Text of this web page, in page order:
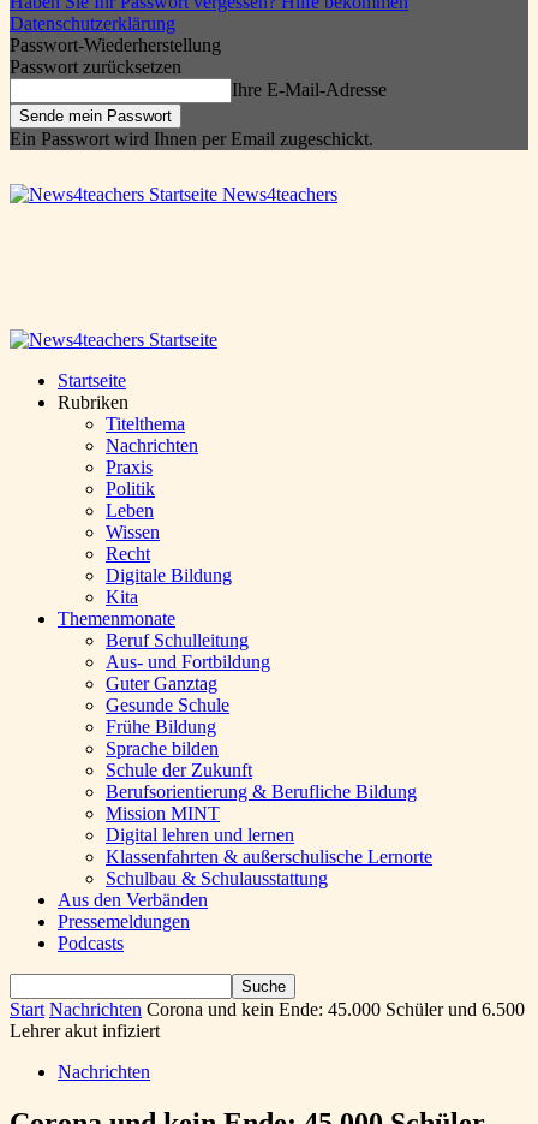
Datenschutzerklärung
Passwort-Wiederherstellung
Passwort zurücksetzen
Ihre E-Mail-Adresse
Ein Passwort wird Ihnen per Email zugeschickt.
News4teachers
Startseite
Rubriken
Titelthema
Nachrichten
Praxis
Politik
Leben
Wissen
Recht
Digitale Bildung
Kita
Themenmonate
Beruf Schulleitung
Aus- und Fortbildung
Guter Ganztag
Gesunde Schule
Frühe Bildung
Sprache bilden
Schule der Zukunft
Berufsorientierung & Berufliche Bildung
Mission MINT
Digital lehren und lernen
Klassenfahrten & außerschulische Lernorte
Schulbau & Schulausstattung
Aus den Verbänden
Pressemeldungen
Podcasts
Start Nachrichten Corona und kein Ende: 45.000 Schüler und 6.500
Lehrer akut infiziert
Nachrichten